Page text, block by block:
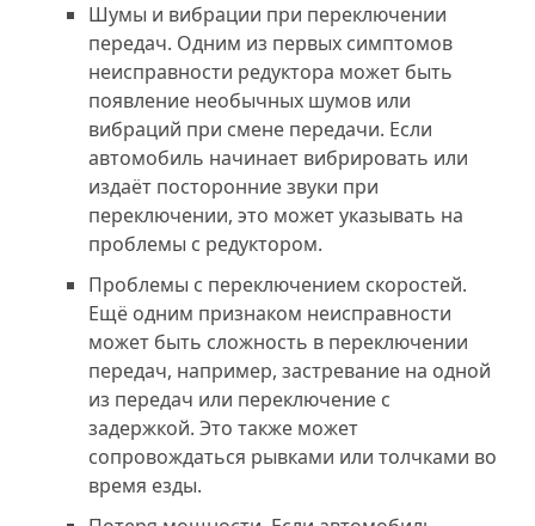
Шумы и вибрации при переключении
передач. Одним из первых симптомов
неисправности редуктора может быть
появление необычных шумов или
вибраций при смене передачи. Если
автомобиль начинает вибрировать или
издаёт посторонние звуки при
переключении, это может указывать на
проблемы с редуктором.
Проблемы с переключением скоростей.
Ещё одним признаком неисправности
может быть сложность в переключении
передач, например, застревание на одной
из передач или переключение с
задержкой. Это также может
сопровождаться рывками или толчками во
время езды.